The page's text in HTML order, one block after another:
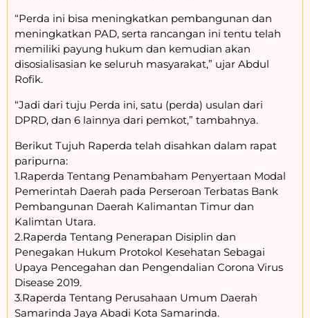
“Perda ini bisa meningkatkan pembangunan dan
meningkatkan PAD, serta rancangan ini tentu telah
memiliki payung hukum dan kemudian akan
disosialisasian ke seluruh masyarakat,” ujar Abdul
Rofik.
“Jadi dari tuju Perda ini, satu (perda) usulan dari
DPRD, dan 6 lainnya dari pemkot,” tambahnya.
Berikut Tujuh Raperda telah disahkan dalam rapat
paripurna:
1.Raperda Tentang Penambaham Penyertaan Modal
Pemerintah Daerah pada Perseroan Terbatas Bank
Pembangunan Daerah Kalimantan Timur dan
Kalimtan Utara.
2.Raperda Tentang Penerapan Disiplin dan
Penegakan Hukum Protokol Kesehatan Sebagai
Upaya Pencegahan dan Pengendalian Corona Virus
Disease 2019.
3.Raperda Tentang Perusahaan Umum Daerah
Samarinda Jaya Abadi Kota Samarinda.